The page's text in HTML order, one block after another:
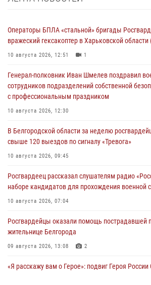
Операторы БПЛА «стальной» бригады
вражеский гексакоптер в Харьковской области
10 августа 2026, 12:51 1
Генерал-полковник Иван Шмелев поздравил
сотрудников подразделений собственной
с профессиональным праздником
10 августа 2026, 12:30
В Белгородской области за неделю
свыше 120 выездов по сигналу «Тревога»
10 августа 2026, 09:45
Росгвардеец рассказал слушателям радио
наборе кандидатов для прохождения военной
10 августа 2026, 07:04
Росгвардейцы оказали помощь пострадавшей
жительнице Белгорода
09 августа 2026, 13:08 2
«Я расскажу вам о Герое»: подвиг Героя